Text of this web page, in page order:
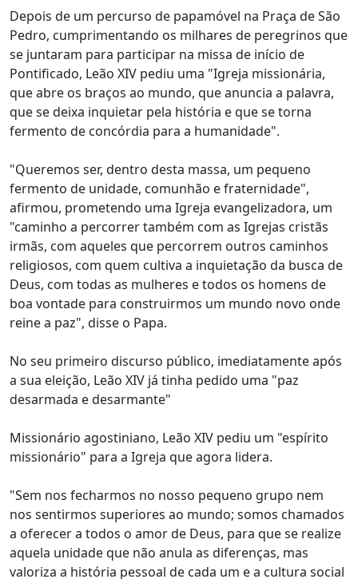
Depois de um percurso de papamóvel na Praça de São
Pedro, cumprimentando os milhares de peregrinos que
se juntaram para participar na missa de início de
Pontificado, Leão XIV pediu uma "Igreja missionária,
que abre os braços ao mundo, que anuncia a palavra,
que se deixa inquietar pela história e que se torna
fermento de concórdia para a humanidade".
"Queremos ser, dentro desta massa, um pequeno
fermento de unidade, comunhão e fraternidade",
afirmou, prometendo uma Igreja evangelizadora, um
"caminho a percorrer também com as Igrejas cristãs
irmãs, com aqueles que percorrem outros caminhos
religiosos, com quem cultiva a inquietação da busca de
Deus, com todas as mulheres e todos os homens de
boa vontade para construirmos um mundo novo onde
reine a paz", disse o Papa.
No seu primeiro discurso público, imediatamente após
a sua eleição, Leão XIV já tinha pedido uma "paz
desarmada e desarmante"
Missionário agostiniano, Leão XIV pediu um "espírito
missionário" para a Igreja que agora lidera.
"Sem nos fecharmos no nosso pequeno grupo nem
nos sentirmos superiores ao mundo; somos chamados
a oferecer a todos o amor de Deus, para que se realize
aquela unidade que não anula as diferenças, mas
valoriza a história pessoal de cada um e a cultura social